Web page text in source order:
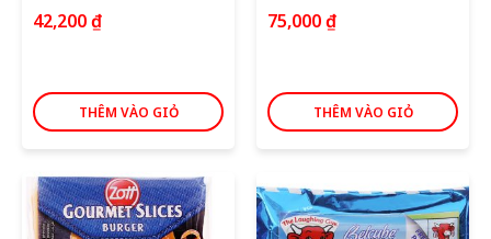
42,200₫
THÊM VÀO GIỎ
75,000₫
THÊM VÀO GIỎ